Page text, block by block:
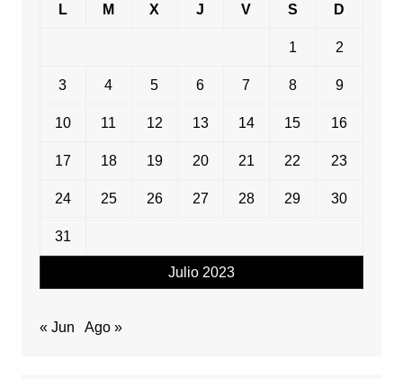
Julio 2023
L M X J V S D
1 2
3 4 5 6 7 8 9
10 11 12 13 14 15 16
17 18 19 20 21 22 23
24 25 26 27 28 29 30
31
« Jun Ago »